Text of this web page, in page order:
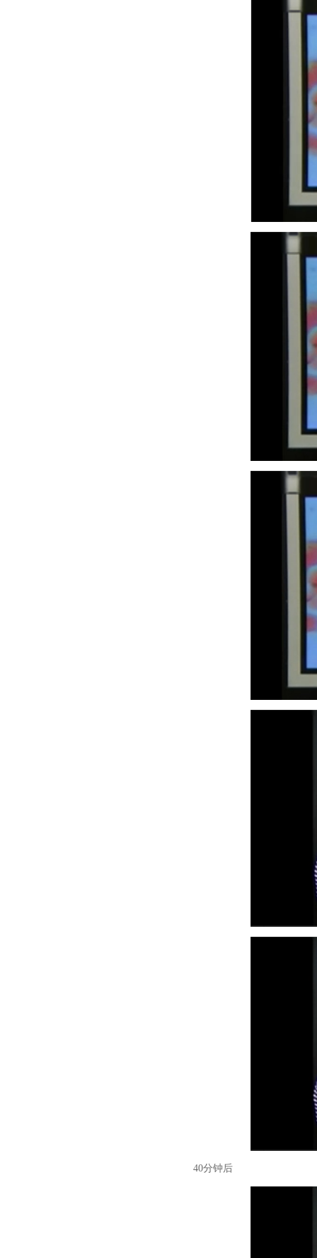
40分钟后